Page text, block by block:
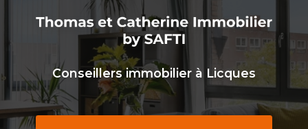
Conseillers immobilier à Licques